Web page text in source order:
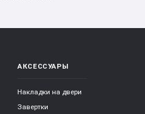
АКСЕССУАРЫ
Накладки на двери
Завертки